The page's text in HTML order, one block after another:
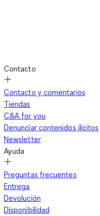
Contacto
Contacto y comentarios
Tiendas
C&A for you
Denunciar contenidos ilícitos
Newsletter
Ayuda
Preguntas frecuentes
Entrega
Devolución
Disponibilidad